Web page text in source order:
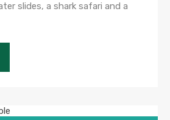
slides, a shark safari and a